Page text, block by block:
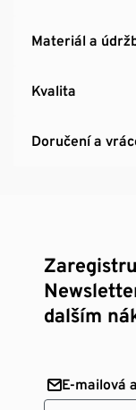
Materiál a
Kvalita
Doručení a
dalším
E-mailová